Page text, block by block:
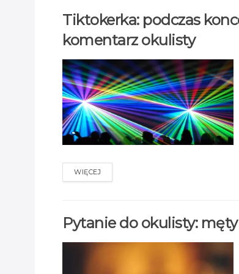
Tiktokerka: podczas
komentarz okulisty
WIĘCEJ
Pytanie do okulisty: